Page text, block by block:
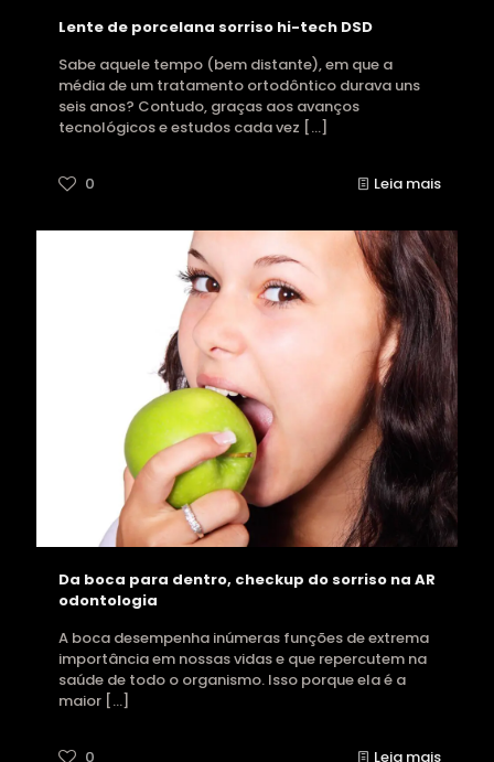
Lente de porcelana sorriso hi-tech DSD
Sabe aquele tempo (bem distante), em que a
média de um tratamento ortodôntico durava uns
seis anos? Contudo, graças aos avanços
tecnológicos e estudos cada vez […]
0 Leia mais
Da boca para dentro, checkup do sorriso na AR
odontologia
A boca desempenha inúmeras funções de extrema
importância em nossas vidas e que repercutem na
saúde de todo o organismo. Isso porque ela é a
maior […]
0 Leia mais